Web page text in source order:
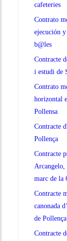
cafeteries
Contrato
ejecución
b@les
Contracte
i estudi de
Contrato
horizontal
Pollensa
Contracte
Pollença
Contracte
Arcangelo,
marc de la
Contracte
canonada
de Pollença
Contracte